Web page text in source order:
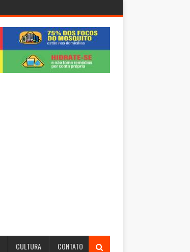
CULTURA CONTATO